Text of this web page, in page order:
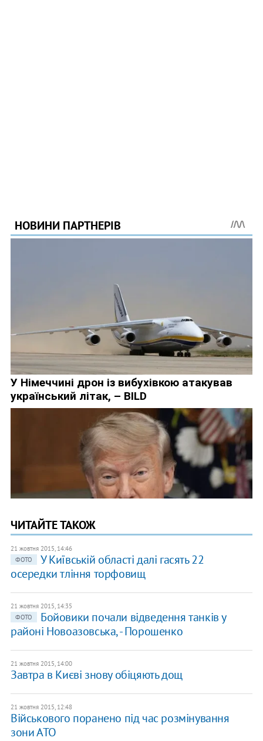
ЧИТАЙТЕ ТАКОЖ
21 жовтня 2015, 14:46
ФОТО
У Київській області далі гасять 22
осередки тління торфовищ
21 жовтня 2015, 14:35
ФОТО
Бойовики почали відведення танків у
районі Новоазовська, - Порошенко
21 жовтня 2015, 14:00
Завтра в Києві знову обіцяють дощ
21 жовтня 2015, 12:48
Військового поранено під час розмінування
зони АТО